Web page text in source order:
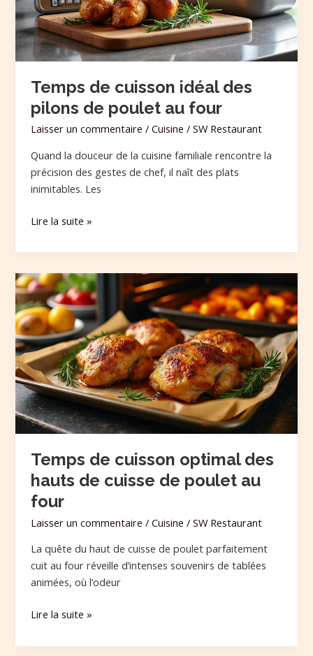
Temps de cuisson idéal des
pilons de poulet au four
Laisser un commentaire /Cuisine /SW Restaurant
Quand la douceur de la cuisine familiale rencontre la
précision des gestes de chef, il naît des plats
inimitables. Les
de
poulet
au
four
Lire la suite »
Temps de cuisson optimal des
hauts de cuisse de poulet au
four
Laisser un commentaire /Cuisine /SW Restaurant
La quête du haut de cuisse de poulet parfaitement
cuit au four réveille d’intenses souvenirs de tablées
animées, où l’odeur
Temps
de
cuisson
optimal
des
hauts
de
cuisse
de
poulet
four
Lire la suite »